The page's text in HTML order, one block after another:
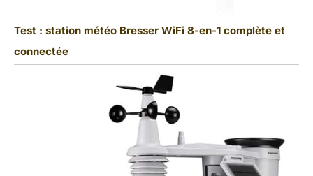
Test : station météo Bresser WiFi 8-en-1 complète et
connectée